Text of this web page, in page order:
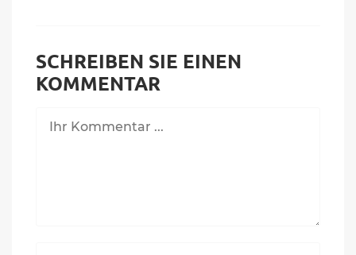
SCHREIBEN SIE EINEN
KOMMENTAR